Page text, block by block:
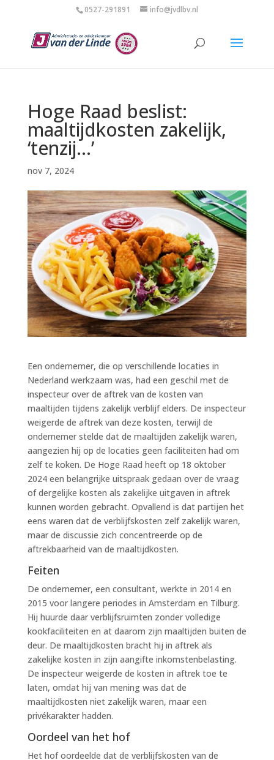
0527-291891 info@jvdlbv.nl
Hoge Raad beslist:
maaltijdkosten zakelijk,
‘tenzij…’
nov 7, 2024
Een ondernemer, die op verschillende locaties in
Nederland werkzaam was, had een geschil met de
inspecteur over de aftrek van de kosten van
maaltijden tijdens zakelijk verblijf elders. De inspecteur
weigerde de aftrek van deze kosten, terwijl de
ondernemer stelde dat de maaltijden zakelijk waren,
aangezien hij op de locaties geen faciliteiten had om
zelf te koken. De Hoge Raad heeft op 18 oktober
2024 een belangrijke uitspraak gedaan over de vraag
of dergelijke kosten als zakelijke uitgaven in aftrek
kunnen worden gebracht. Opvallend is dat partijen het
eens waren dat de verblijfskosten zelf zakelijk waren,
maar de discussie zich concentreerde op de
aftrekbaarheid van de maaltijdkosten.
Feiten
De ondernemer, een consultant, werkte in 2014 en
2015 voor langere periodes in Amsterdam en Tilburg.
Hij huurde daar verblijfsruimten zonder volledige
kookfaciliteiten en at daarom zijn maaltijden buiten de
deur. De maaltijdkosten bracht hij in aftrek als
zakelijke kosten in zijn aangifte inkomstenbelasting.
De inspecteur weigerde de kosten in aftrek toe te
laten, omdat hij van mening was dat de
maaltijdkosten niet zakelijk waren, maar een
privékarakter hadden.
Oordeel van het hof
Het hof oordeelde dat de verblijfskosten van de